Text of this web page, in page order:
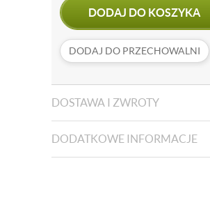
DODAJ DO KOSZYKA
DODAJ DO PRZECHOWALNI
DOSTAWA I ZWROTY
DODATKOWE INFORMACJE